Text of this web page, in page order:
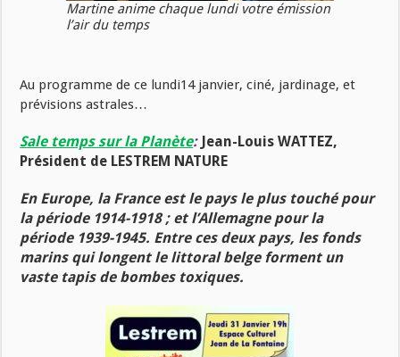
Martine anime chaque lundi votre émission
l’air du temps
Au programme de ce lundi14 janvier, ciné, jardinage, et
prévisions astrales…
Sale temps sur la Planète: Jean-Louis WATTEZ,
Président de LESTREM NATURE
En Europe, la France est le pays le plus touché pour
la période 1914-1918 ; et l’Allemagne pour la
période 1939-1945. Entre ces deux pays, les fonds
marins qui longent le littoral belge forment un
vaste tapis de bombes toxiques.